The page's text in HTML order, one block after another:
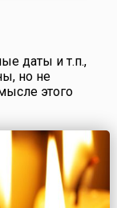
даты и т.п.,
но не
этого